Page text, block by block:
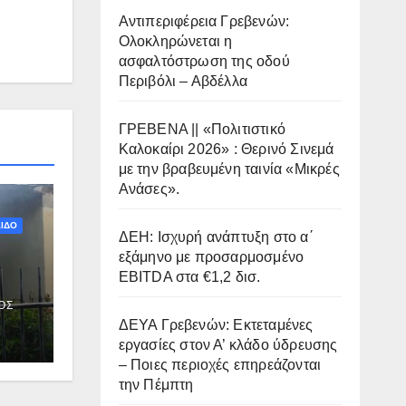
Αντιπεριφέρεια Γρεβενών:
Ολοκληρώνεται η
ασφαλτόστρωση της οδού
Περιβόλι – Αβδέλλα
ΓΡΕΒΕΝΑ || «Πολιτιστικό
Καλοκαίρι 2026» : Θερινό Σινεμά
με την βραβευμένη ταινία «Μικρές
Ανάσες».
ΔΕΗ: Ισχυρή ανάπτυξη στο α΄
εξάμηνο με προσαρμοσμένο
EBITDA στα €1,2 δισ.
ΔΕΥΑ Γρεβενών: Εκτεταμένες
εργασίες στον Α’ κλάδο ύδρευσης
– Ποιες περιοχές επηρεάζονται
την Πέμπτη